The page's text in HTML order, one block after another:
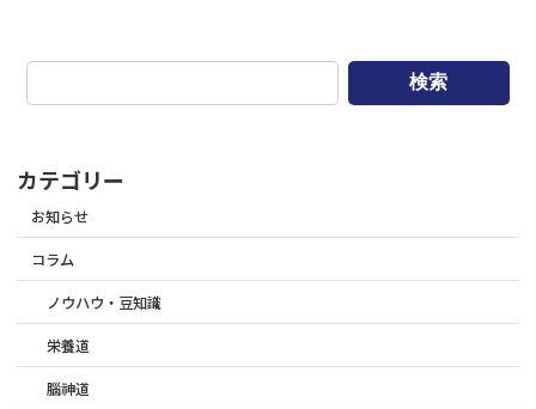
検索
カテゴリー
お知らせ
コラム
ノウハウ・豆知識
栄養道
腦神道